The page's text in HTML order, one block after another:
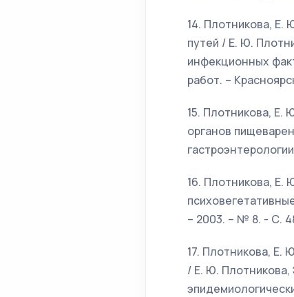
14. Плотникова, Е.
путей / Е. Ю.
инфекционных
работ. –
15. Плотникова, Е.
органов
16. Плотникова, Е.
– 2003. – № 8. - С.
17. Плотникова,
/ Е. Ю. Плотникова,